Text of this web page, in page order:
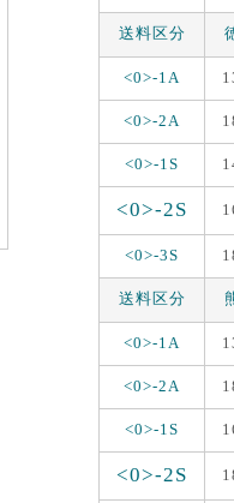
送料区分
<0>-1A
<0>-2A
<0>-1S
<0>-2S
<0>-3S
送料区分
<0>-1A
<0>-2A
<0>-1S
<0>-2S